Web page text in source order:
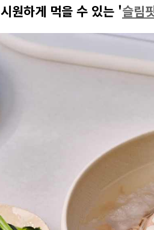
시원하게 먹을 수 있는 '슬림